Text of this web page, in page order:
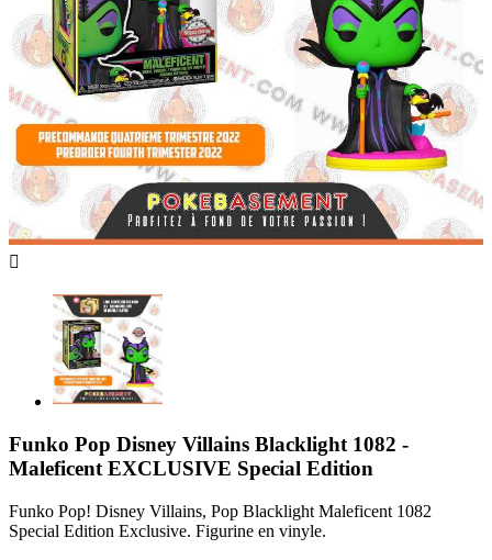

Funko Pop Disney Villains Blacklight 1082 -
Maleficent EXCLUSIVE Special Edition
Funko Pop! Disney Villains, Pop Blacklight Maleficent 1082
Special Edition Exclusive. Figurine en vinyle.